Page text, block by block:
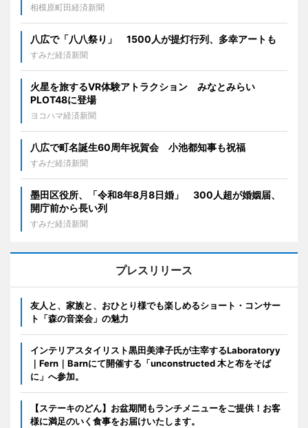
相模原町田経済新聞
八広で「八八祭り」 1500人が提灯行列、多幸アートも
すみだ経済新聞
火星を旅するVR体験アトラクション みなとみらい
PLOT48に登場
ヨコハマ経済新聞
八広で町名誕生60周年祝賀会 小池都知事も祝福
すみだ経済新聞
墨田区役所、「令和8年8月8日婚」 300人超が婚姻届、
開庁前から長い列
すみだ経済新聞
プレスリリース
友人と、家族と、おひとり様でも楽しめるショート・コンサー
ト「森の音楽会」の魅力
インテリアスタイリスト黒田美津子氏が主宰するLaboratoryy
｜Fern｜Barnにて開催する「unconstructed 木と布をそば
に」へ参加。
【ステーキのどん】お盆期間もランチメニューをご提供！お客
様に満足のいく食事をお届けいたします。